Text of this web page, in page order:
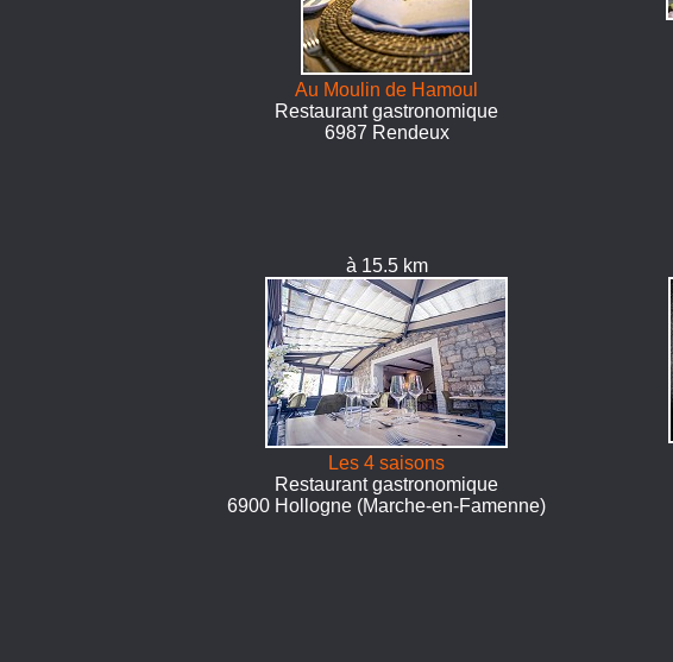
Au Moulin de Hamoul
Restaurant gastronomique
6987 Rendeux
à 15.5 km
Les 4 saisons
Restaurant gastronomique
6900 Hollogne (Marche-en-Famenne)